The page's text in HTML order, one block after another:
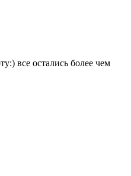
все остались более чем